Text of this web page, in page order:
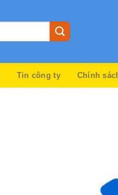
Tin công ty Chính